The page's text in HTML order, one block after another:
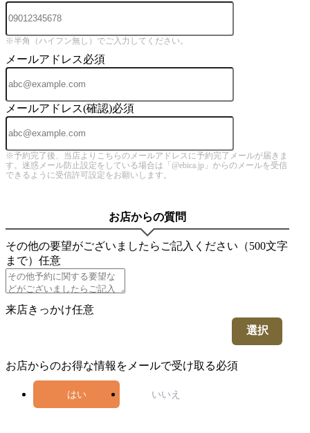
※半角（ハイフン無し）でご入力してください。
メールアドレス必須
メールアドレス(確認)必須
※予約完了後、当店よりこちらのメールアドレスに予約完了メールが届きま
す。迷惑メール防止設定をしている場合は「@ebica.jp」からのメールを受信
できるように受信許可設定をお願いします。
お店からの質問
その他の要望がございましたらご記入ください（500文字
まで） 任意
来店きっかけ任意
選択
お店からのお得な情報をメールで受け取る必須
はい いいえ